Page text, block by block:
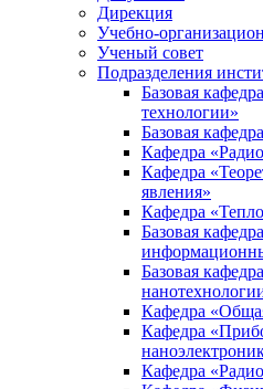
Дирекция
Учебно-
Ученый совет
Подразделения
Базовая
технологии»
Базовая
Кафедра
Кафедра
явления»
Кафедра
Базовая
Базовая
Кафедра
Кафедра
Кафедра